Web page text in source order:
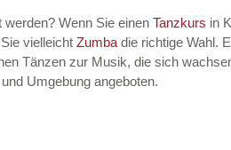
werden? Wenn Sie einen Tanzkurs in
vielleicht Zumba die richtige Wahl.
Tänzen zur Musik, die sich
Umgebung angeboten.